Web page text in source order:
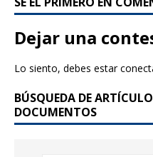
c
e
b
o
k
it
te
r
Dejar una
Lo siento, debes estar
BÚSQUEDA DE
DOCUMENTOS